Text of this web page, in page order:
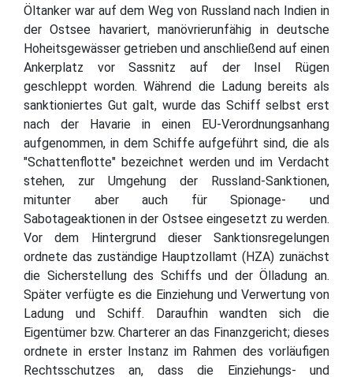
Öltanker war auf dem Weg von Russland nach Indien in
der Ostsee havariert, manövrierunfähig in deutsche
Hoheitsgewässer getrieben und anschließend auf einen
Ankerplatz vor Sassnitz auf der Insel Rügen
geschleppt worden. Während die Ladung bereits als
sanktioniertes Gut galt, wurde das Schiff selbst erst
nach der Havarie in einen EU-Verordnungsanhang
aufgenommen, in dem Schiffe aufgeführt sind, die als
"Schattenflotte" bezeichnet werden und im Verdacht
stehen, zur Umgehung der Russland-Sanktionen,
mitunter aber auch für Spionage- und
Sabotageaktionen in der Ostsee eingesetzt zu werden.
Vor dem Hintergrund dieser Sanktionsregelungen
ordnete das zuständige Hauptzollamt (HZA) zunächst
die Sicherstellung des Schiffs und der Ölladung an.
Später verfügte es die Einziehung und Verwertung von
Ladung und Schiff. Daraufhin wandten sich die
Eigentümer bzw. Charterer an das Finanzgericht; dieses
ordnete in erster Instanz im Rahmen des vorläufigen
Rechtsschutzes an, dass die Einziehungs- und